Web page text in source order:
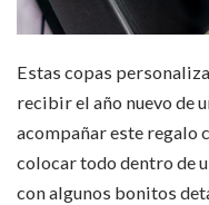
Estas copas
recibir el año nuevo de
acompañar este regalo
colocar todo dentro de
con algunos bonitos